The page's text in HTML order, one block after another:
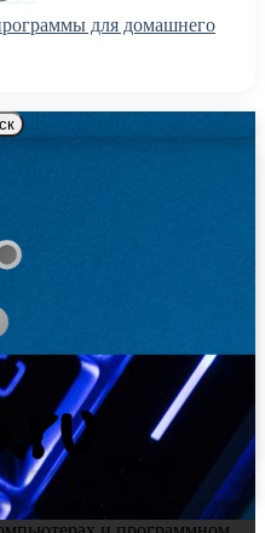
для домашнего